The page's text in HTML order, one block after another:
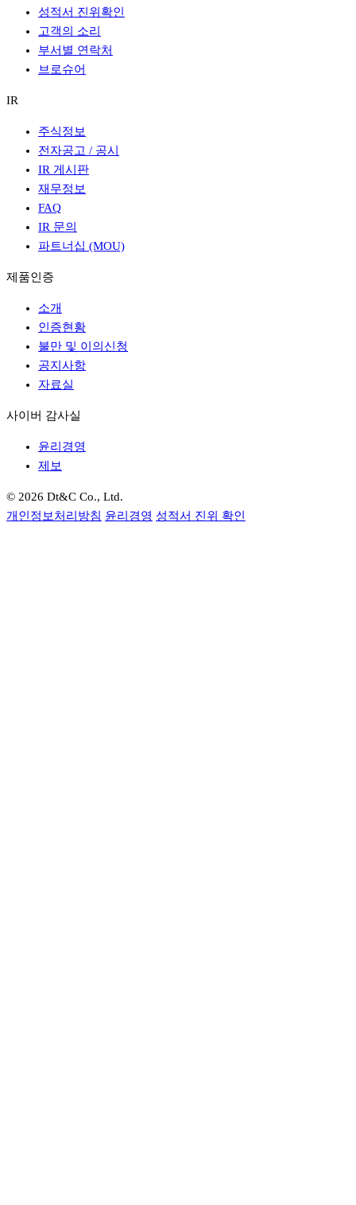
성적서 진위확인
고객의 소리
부서별 연락처
브로슈어
IR
주식정보
전자공고 / 공시
IR 게시판
재무정보
FAQ
IR 문의
파트너십 (MOU)
제품인증
소개
인증현황
불만 및 이의신청
공지사항
자료실
사이버 감사실
윤리경영
제보
© 2026 Dt&C Co., Ltd.
개인정보처리방침 윤리경영 성적서 진위 확인